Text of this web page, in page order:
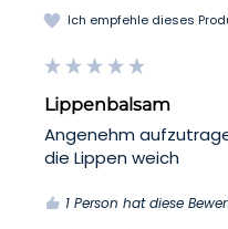
Ich empfehle dieses
Lippenbalsam
Angenehm
die Lippen weich
1 Person hat diese